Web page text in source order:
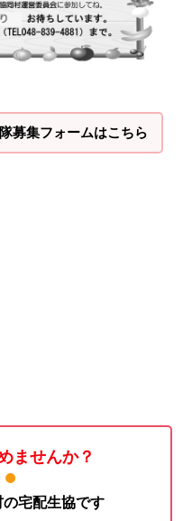
募集フォームはこちら
ませんか？
宅配生協です